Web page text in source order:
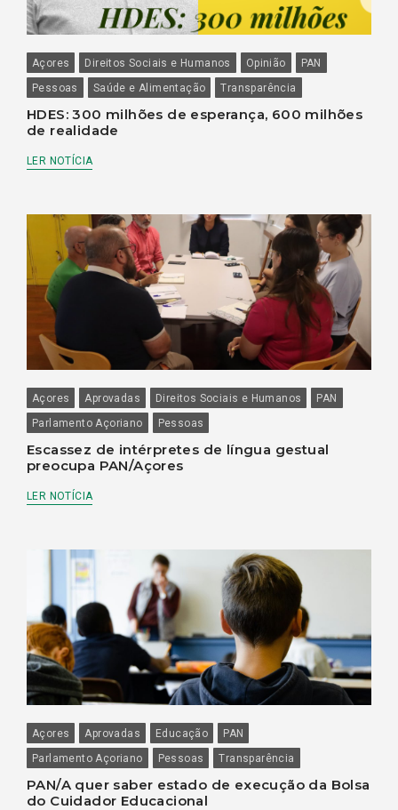
Açores Direitos Sociais e Humanos Opinião
PAN
Pessoas
Saúde e Alimentação Transparência
HDES: 300 milhões de esperança, 600 milhões
de realidade
LER NOTÍCIA
Açores Aprovadas Direitos Sociais e Humanos
PAN
Parlamento Açoriano
Pessoas
Escassez de intérpretes de língua gestual
preocupa PAN/Açores
LER NOTÍCIA
Açores Aprovadas Educação
PAN
Parlamento Açoriano
Pessoas Transparência
PAN/A quer saber estado de execução da Bolsa
do Cuidador Educacional